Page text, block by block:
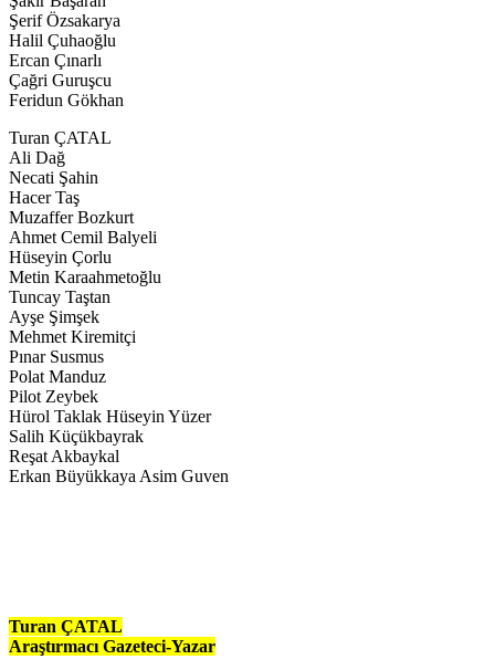
Şerif Özsakarya
Halil Çuhaoğlu
Ercan Çınarlı
Çağri Guruşcu
Feridun Gökhan
Turan ÇATAL
Ali Dağ
Necati Şahin
Hacer Taş
Muzaffer Bozkurt
Ahmet Cemil Balyeli
Hüseyin Çorlu
Metin Karaahmetoğlu
Tuncay Taştan
Ayşe Şimşek
Mehmet Kiremitçi
Pınar Susmus
Polat Manduz
Pilot Zeybek
Hürol Taklak Hüseyin Yüzer
Salih Küçükbayrak
Reşat Akbaykal
Erkan Büyükkaya Asim Guven
Turan ÇATAL
Araştırmacı Gazeteci-Yazar